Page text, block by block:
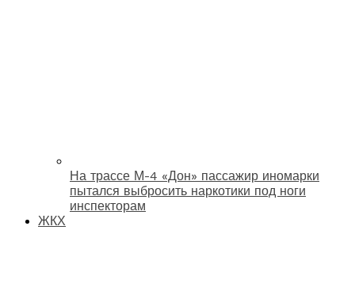
На трассе М-4 «Дон» пассажир иномарки
пытался выбросить наркотики под ноги
инспекторам
ЖКХ